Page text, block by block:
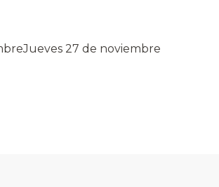
Jueves 27 de noviembre